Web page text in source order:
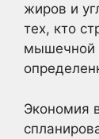
жиров и
тех, кто
мышечной
Экономия